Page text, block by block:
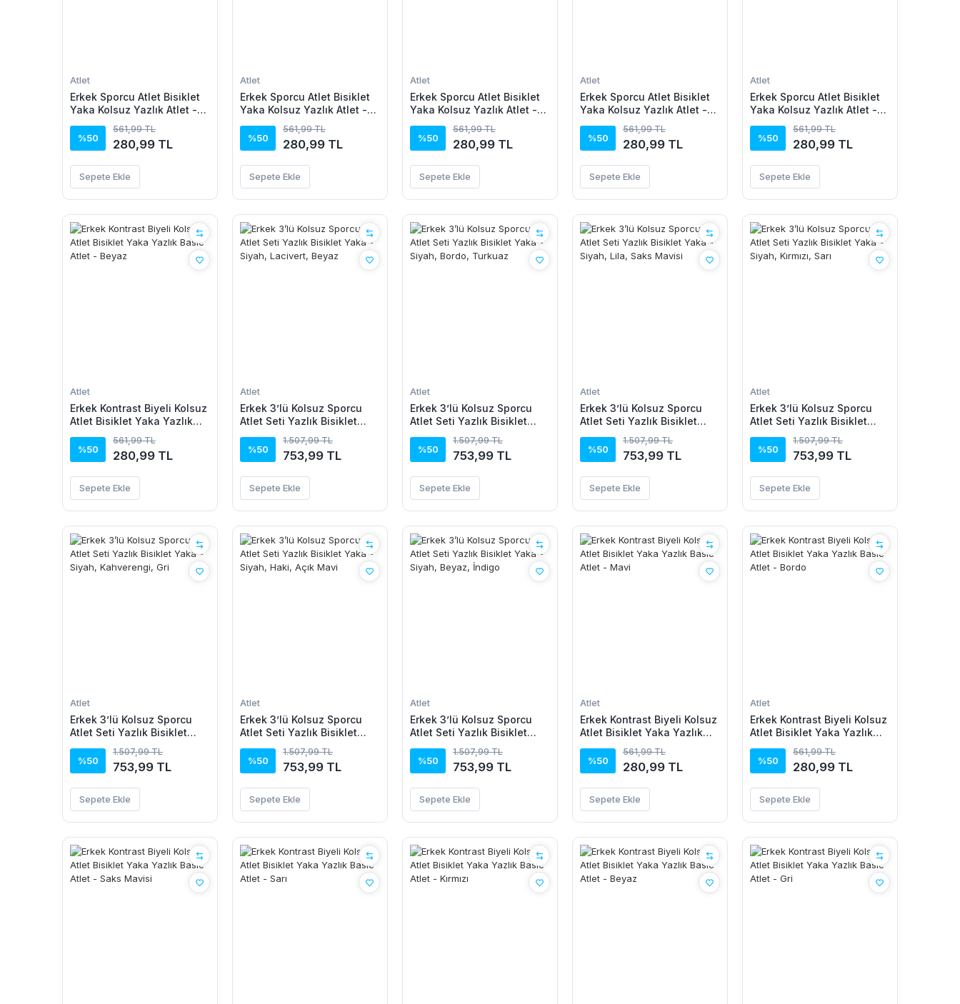
Atlet
Erkek Sporcu Atlet Bisiklet
Yaka Kolsuz Yazlık Atlet -
%50
561,99 TL
280,99 TL
Sepete Ekle
Atlet
Erkek Sporcu Atlet Bisiklet
Yaka Kolsuz Yazlık Atlet -
%50
561,99 TL
280,99 TL
Sepete Ekle
Atlet
Erkek Sporcu Atlet Bisiklet
Yaka Kolsuz Yazlık Atlet -
%50
561,99 TL
280,99 TL
Sepete Ekle
Atlet
Erkek Sporcu Atlet Bisiklet
Yaka Kolsuz Yazlık Atlet -
%50
561,99 TL
280,99 TL
Sepete Ekle
Atlet
Erkek Sporcu Atlet Bisiklet
Yaka Kolsuz Yazlık Atlet -
%50
561,99 TL
280,99 TL
Sepete Ekle
Atlet
Erkek Kontrast Biyeli Kolsuz
Atlet Bisiklet Yaka Yazlık
%50
561,99 TL
280,99 TL
Sepete Ekle
Atlet
Erkek 3’lü Kolsuz Sporcu
Atlet Seti Yazlık Bisiklet
Beyaz
%50
1.507,99 TL
753,99 TL
Sepete Ekle
Atlet
Erkek 3’lü Kolsuz Sporcu
Atlet Seti Yazlık Bisiklet
Turkuaz
%50
1.507,99 TL
753,99 TL
Sepete Ekle
Atlet
Erkek 3’lü Kolsuz Sporcu
Atlet Seti Yazlık Bisiklet
Mavisi
%50
1.507,99 TL
753,99 TL
Sepete Ekle
Atlet
Erkek 3’lü Kolsuz Sporcu
Atlet Seti Yazlık Bisiklet
%50
1.507,99 TL
753,99 TL
Sepete Ekle
Atlet
Erkek 3’lü Kolsuz Sporcu
Atlet Seti Yazlık Bisiklet
Gri
%50
1.507,99 TL
753,99 TL
Sepete Ekle
Atlet
Erkek 3’lü Kolsuz Sporcu
Atlet Seti Yazlık Bisiklet
Mavi
%50
1.507,99 TL
753,99 TL
Sepete Ekle
Atlet
Erkek 3’lü Kolsuz Sporcu
Atlet Seti Yazlık Bisiklet
%50
1.507,99 TL
753,99 TL
Sepete Ekle
Atlet
Erkek Kontrast Biyeli Kolsuz
Atlet Bisiklet Yaka Yazlık
%50
561,99 TL
280,99 TL
Sepete Ekle
Atlet
Erkek Kontrast Biyeli Kolsuz
Atlet Bisiklet Yaka Yazlık
%50
561,99 TL
280,99 TL
Sepete Ekle